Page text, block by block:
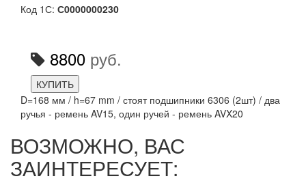
Код 1С: С0000000230
8800 руб.
КУПИТЬ
D=168 мм / h=67 mm / стоят подшипники 6306 (2шт) / два
ручья - ремень AV15, один ручей - ремень AVX20
ВОЗМОЖНО, ВАС
ЗАИНТЕРЕСУЕТ: